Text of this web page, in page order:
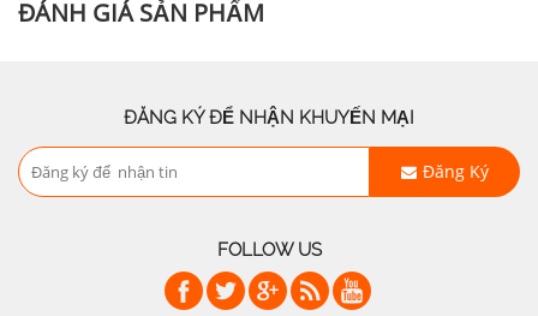
ĐÁNH GIÁ SẢN PHẨM
ĐĂNG KÝ ĐỂ NHẬN KHUYẾN MẠI
Đăng Ký
FOLLOW US